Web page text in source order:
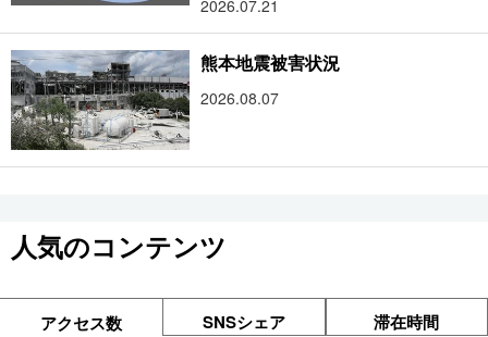
2026.07.21
熊本地震被害状況
2026.08.07
人気のコンテンツ
アクセス数 SNSシェア 滞在時間